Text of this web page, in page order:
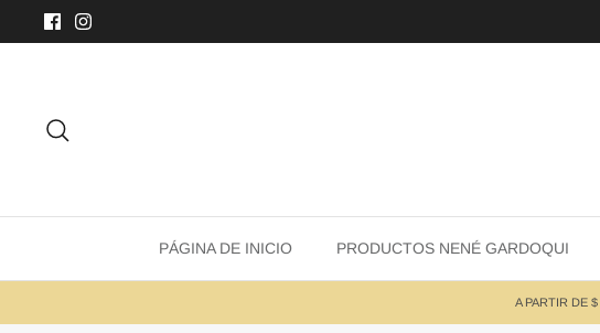
PÁGINA DE INICIO PRODUCTOS NENÉ GARDOQUI
A PARTIR DE